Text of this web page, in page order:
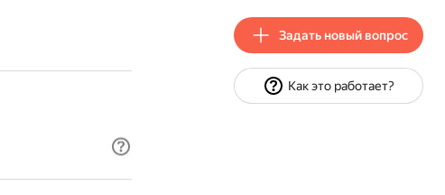
Задать новый вопрос
Как это работает?